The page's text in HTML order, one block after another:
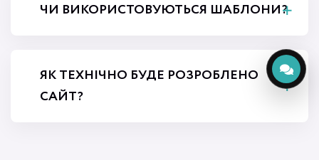
ЧИ ВИКОРИСТОВУЮТЬСЯ ШАБЛОНИ?
ЯК ТЕХНІЧНО БУДЕ РОЗРОБЛЕНО
САЙТ?